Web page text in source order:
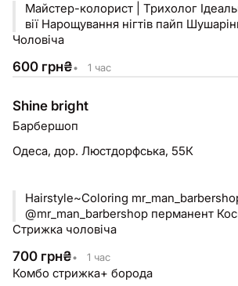
Майстер-колорист | Трихолог
вії Нарощування нігтів пайп
Чоловіча
600 грн₴• 1 час
Shine bright
Барбершоп
Одеса, дор. Люстдорфська, 55К
Hairstyle~Coloring
@mr_man_barbershop перманент
Стрижка чоловіча
700 грн₴• 1 час
Комбо стрижка+ борода